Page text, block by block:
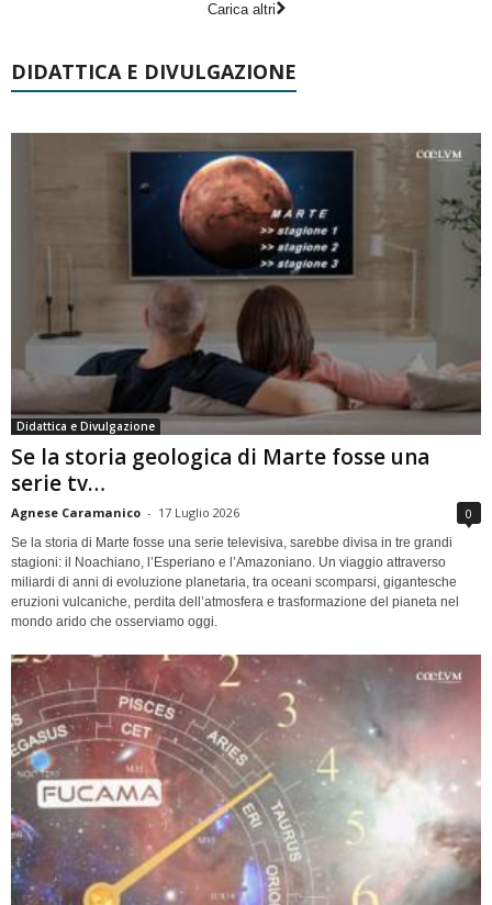
Carica altri
DIDATTICA E DIVULGAZIONE
Didattica e Divulgazione
Se la storia geologica di Marte fosse una
serie tv…
Agnese Caramanico - 17 Luglio 2026 0
Se la storia di Marte fosse una serie televisiva, sarebbe divisa in tre grandi
stagioni: il Noachiano, l’Esperiano e l’Amazoniano. Un viaggio attraverso
miliardi di anni di evoluzione planetaria, tra oceani scomparsi, gigantesche
eruzioni vulcaniche, perdita dell’atmosfera e trasformazione del pianeta nel
mondo arido che osserviamo oggi.